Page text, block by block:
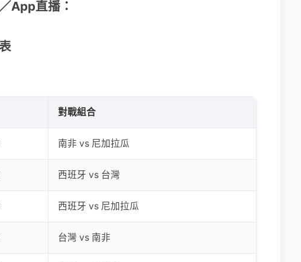
App直播：
對戰組合
南非 vs 尼加拉瓜
西班牙 vs 台灣
西班牙 vs 尼加拉瓜
台灣 vs 南非